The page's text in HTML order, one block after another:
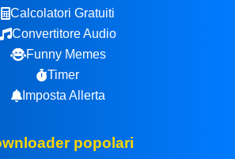
Calcolatori Gratuiti
Convertitore Audio
Funny Memes
Timer
Imposta Allerta
popolari